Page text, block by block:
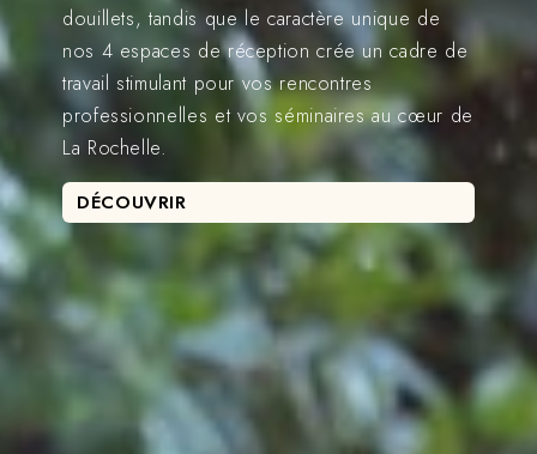
douillets, tandis que le caractère unique de
nos 4 espaces de réception crée un cadre de
travail stimulant pour vos rencontres
professionnelles et vos séminaires au cœur de
La Rochelle.
DÉCOUVRIR